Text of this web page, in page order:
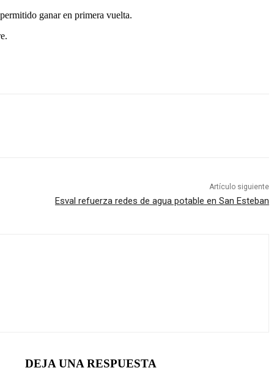
ganar en primera vuelta.
Artículo siguiente
Esval refuerza redes de agua potable en San Esteban
DEJA UNA RESPUESTA